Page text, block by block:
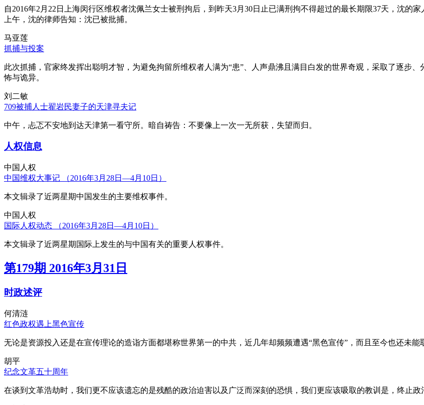
自2016年2月22日上海闵行区维权者沈佩兰女士被刑拘后，到昨天3月30日止已满刑拘不得超过的最长期限37天，沈的
上午，沈的律师告知：沈已被批捕。
马亚莲
抓捕与投案
此次抓捕，官家终发挥出聪明才智，为避免拘留所维权者人满为“患”、人声鼎沸且满目白发的世界奇观，采取了逐步
怖与诡异。
刘二敏
709被捕人士翟岩民妻子的天津寻夫记
中午，忐忑不安地到达天津第一看守所。暗自祷告：不要像上一次一无所获，失望而归。
人权信息
中国人权
中国维权大事记 （2016年3月28日—4月10日）
本文辑录了近两星期中国发生的主要维权事件。
中国人权
国际人权动态 （2016年3月28日—4月10日）
本文辑录了近两星期国际上发生的与中国有关的重要人权事件。
第179期 2016年3月31日
时政述评
何清涟
红色政权遇上黑色宣传
无论是资源投入还是在宣传理论的造诣方面都堪称世界第一的中共，近几年却频频遭遇“黑色宣传”，而且至今也还未能
胡平
纪念文革五十周年
在谈到文革浩劫时，我们更不应该遗忘的是残酷的政治迫害以及广泛而深刻的恐惧，我们更应该吸取的教训是，终止